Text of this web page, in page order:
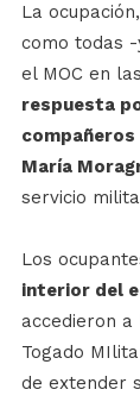
La
como todas
el MOC en
respuesta
compañeros
María
servicio
Los
interior del
accedieron
Togado
de extender